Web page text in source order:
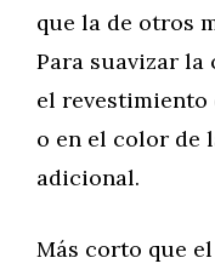
que la de otros
Para suavizar
el
o en el color de
adicional.
Más corto que